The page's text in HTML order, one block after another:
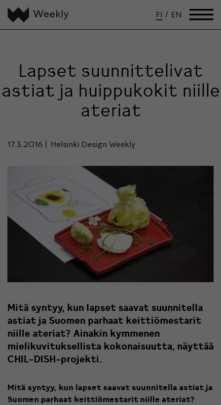
FI / EN
Lapset suunnittelivat
astiat ja huippukokit niille
ateriat
17.3.2016 Helsinki Design Weekly
Mitä syntyy, kun lapset saavat suunnitella
astiat ja Suomen parhaat keittiömestarit
niille ateriat? Ainakin kymmenen
mielikuvituksellista kokonaisuutta, näyttää
CHIL-DISH-projekti.
Mitä syntyy, kun lapset saavat suunnitella astiat ja
Suomen parhaat keittiömestarit niille ateriat?